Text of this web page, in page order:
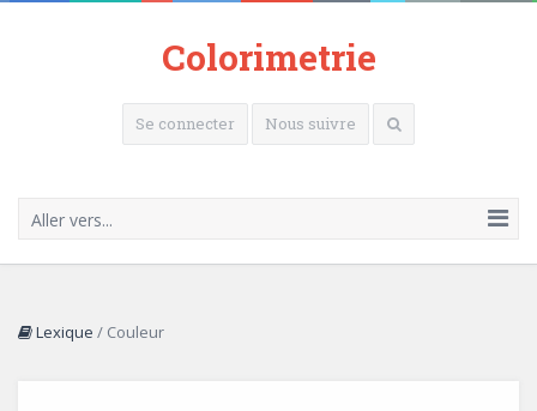
Colorimetrie
Se connecter Nous suivre
Aller vers...
Lexique / Couleur